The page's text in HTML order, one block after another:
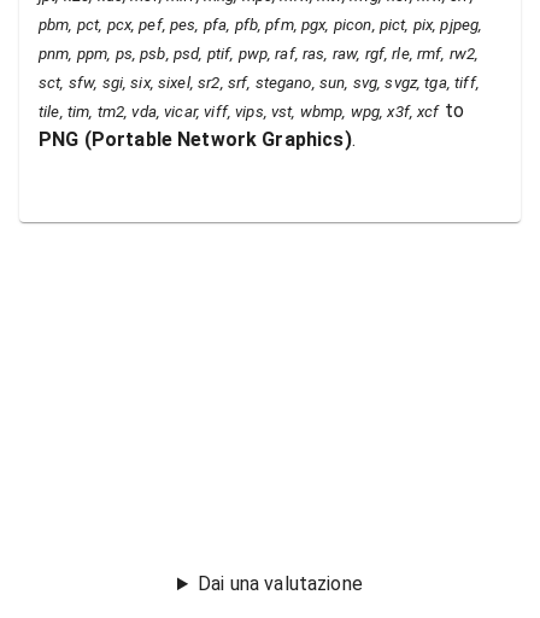
pbm, pct, pcx, pef, pes, pfa, pfb, pfm, pgx, picon, pict, pix, pjpeg,
pnm, ppm, ps, psb, psd, ptif, pwp, raf, ras, raw, rgf, rle, rmf, rw2,
sct, sfw, sgi, six, sixel, sr2, srf, stegano, sun, svg, svgz, tga, tiff,
tile, tim, tm2, vda, vicar, viff, vips, vst, wbmp, wpg, x3f, xcfto
PNG (Portable Network Graphics).
Dai una valutazione